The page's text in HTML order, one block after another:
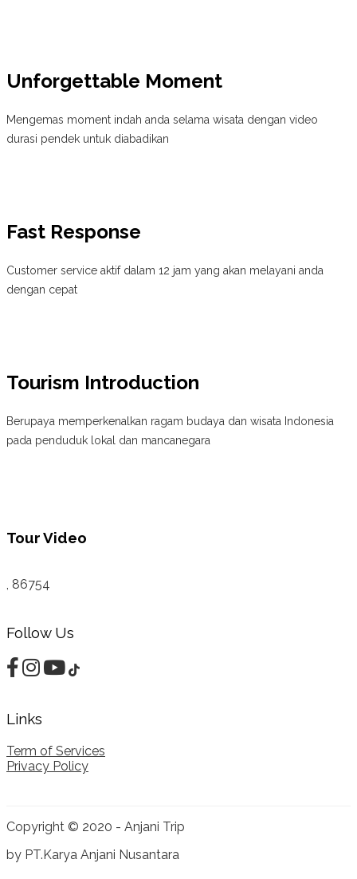
Unforgettable Moment
Mengemas moment indah anda selama wisata dengan video
durasi pendek untuk diabadikan
Fast Response
Customer service aktif dalam 12 jam yang akan melayani anda
dengan cepat
Tourism Introduction
Berupaya memperkenalkan ragam budaya dan wisata Indonesia
pada penduduk lokal dan mancanegara
Tour Video
, 86754
Follow Us
Links
Term of Services
Privacy Policy
Copyright © 2020 - Anjani Trip
by PT.Karya Anjani Nusantara